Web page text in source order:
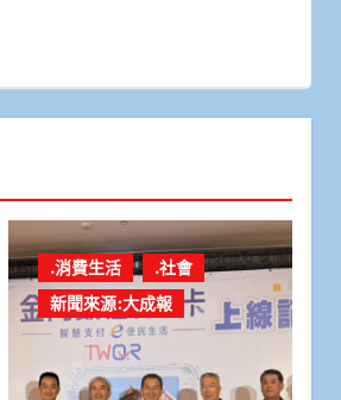
.消費生活
.社會
新聞來源:大成報